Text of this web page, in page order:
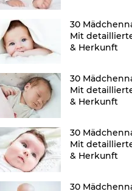
30
Mit
& Herkunft
30
Mit
& Herkunft
30
Mit
& Herkunft
30